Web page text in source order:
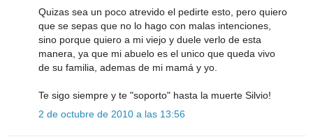
Quizas sea un poco atrevido el pedirte esto, pero quiero
que se sepas que no lo hago con malas intenciones,
sino porque quiero a mi viejo y duele verlo de esta
manera, ya que mi abuelo es el unico que queda vivo
de su familia, ademas de mi mamá y yo.
Te sigo siempre y te "soporto" hasta la muerte Silvio!
2 de octubre de 2010 a las 13:56